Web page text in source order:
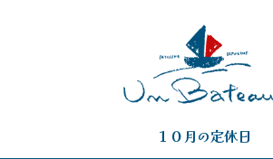
１０月の定休日